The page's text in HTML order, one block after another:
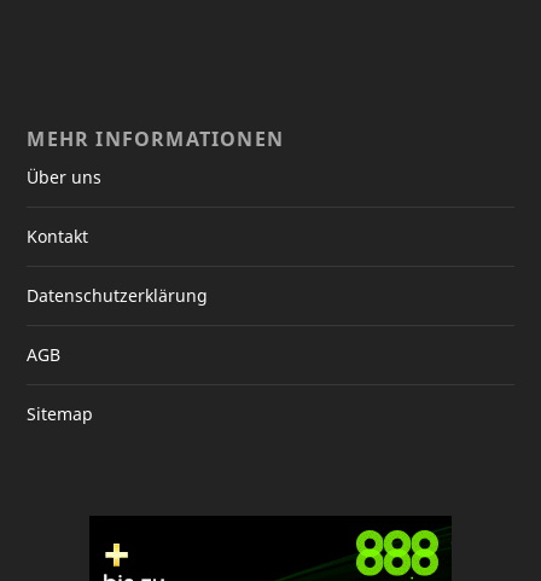
MEHR INFORMATIONEN
Über uns
Kontakt
Datenschutzerklärung
AGB
Sitemap